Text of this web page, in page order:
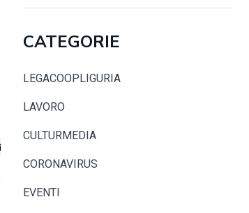
CATEGORIE
LEGACOOPLIGURIA
LAVORO
CULTURMEDIA
CORONAVIRUS
EVENTI